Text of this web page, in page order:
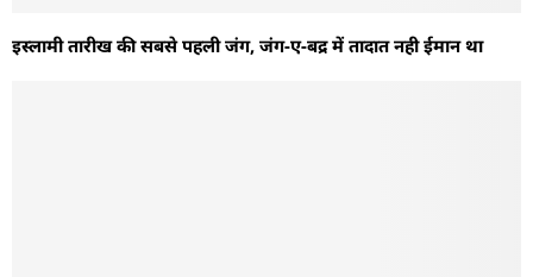
इस्लामी तारीख की सबसे पहली जंग, जंग-ए-बद्र में तादात नही ईमान था